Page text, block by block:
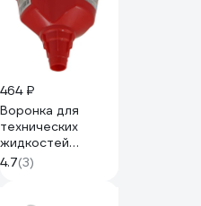
464 ₽
Воронка для
технических
жидкостей
Zipower 210х135
мм PM4472
4.7(3)